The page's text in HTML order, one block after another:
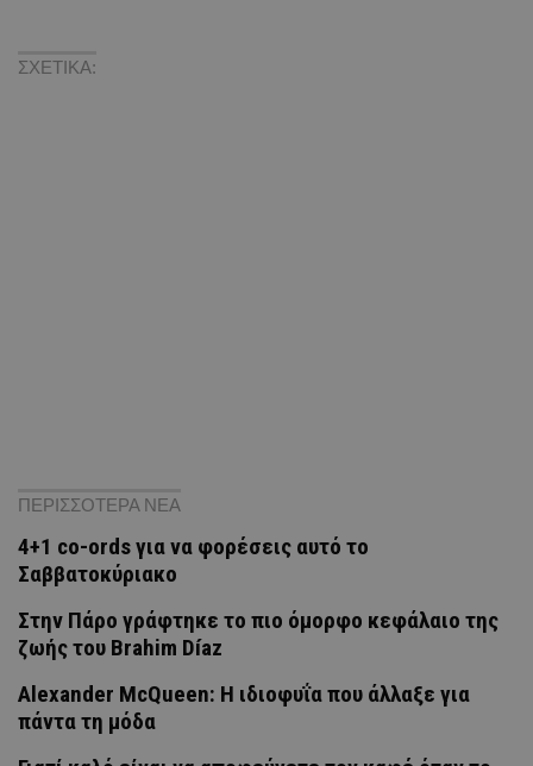
ΣΧΕΤΙΚΑ:
ΠΕΡΙΣΣΟΤΕΡΑ ΝΕΑ
4+1 co-ords για να φορέσεις αυτό το
Σαββατοκύριακο
Στην Πάρο γράφτηκε το πιο όμορφο κεφάλαιο της
ζωής του Brahim Díaz
Alexander McQueen: Η ιδιοφυΐα που άλλαξε για
πάντα τη μόδα